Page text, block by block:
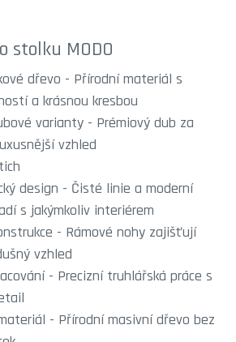
stolku MODO
dřevo - Přírodní materiál s
a krásnou kresbou
varianty - Prémiový dub za
vzhled
design - Čisté linie a moderní
s jakýmkoliv interiérem
- Rámové nohy zajišťují
vzhled
- Precizní truhlářská práce s
- Přírodní masivní dřevo bez